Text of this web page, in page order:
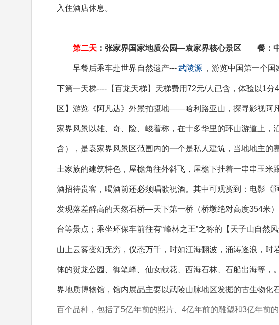
入住酒店休息。
第二天 ：张家界国家地质公园—袁家界核心景区 餐
早餐后乘车赴世界自然遗产---武陵源 ，游览中国第一个
下第一天梯----【百龙天梯】天梯费用72元/人已含，体验以1
区】游览《阿凡达》外景拍摄地——哈利路亚山，探寻影视阿
家界风景以雄、奇、险、峻着称，在十多华里的环山游道上，
含），是袁家界风景区范围内的一个是私人建筑，当地地主的
土家族的建筑特色，屋檐角往外斜飞，屋檐下挂着一串串玉米
酒招待贵客，喝酒前还必须唱歌祝酒。其中可观赏到：电影《
发现落差醉高的天然石桥—天下第一桥（桥墩绝对高度354米
台等景点；乘坐环保车前往有“峰林之王”之称的【天子山自然
山上云雾变幻无穷，仪态万千，时如江海翻波，涌涛逐浪，时
体的贺龙公园、御笔峰、仙女献花、西海石林、石船出海等，
界地质博物馆，馆内展品主要以武陵山脉地区发掘的古生物化
百个品种，包括了5亿年前的照片、4亿年前的雕塑和3亿年前